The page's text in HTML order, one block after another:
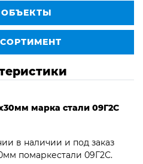
марка стали 09Г2С
в наличии и под заказ
помаркестали 09Г2С.